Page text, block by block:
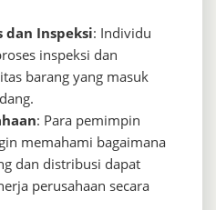
dan Inspeksi: Individu
inspeksi dan
barang yang masuk
: Para pemimpin
memahami bagaimana
dan distribusi dapat
perusahaan secara